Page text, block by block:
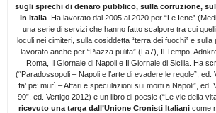
sugli sprechi di denaro pubblico, sulla corruzione,
in Italia. Ha lavorato dal 2005 al 2020 per “Le Iene”
una serie di servizi che hanno fatto scalpore tra cui
loculi nei cimiteri, sulla cosiddetta “terra dei fuochi” e sulla
lavorato anche per “Piazza pulita” (La7), Il Tempo,
Roma, Il Giornale di Napoli e Il Giornale di Sicilia. Ha
(“Paradossopoli – Napoli e l’arte di evadere le regole”, ed.
fa’ pe’ murì – Affari e speculazioni sui morti a Napoli”, ed.
90”, ed. Vertigo 2012) e un libro di poesie (“Le vie della
ricevuto una targa dall’Unione Cronisti Italiani come